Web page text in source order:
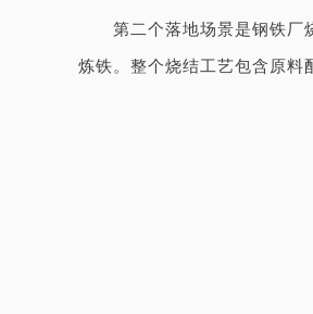
第二个落地场景是钢铁厂
炼铁。整个烧结工艺包含原料